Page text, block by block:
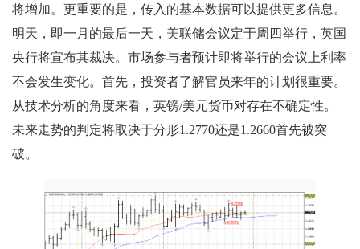
将增加。更重要的是，传入的基本数据可以提供更多信息。
明天，即一月的最后一天，美联储会议定于周四举行，英国
央行将宣布其裁决。市场参与者预计即将举行的会议上利率
不会发生变化。首先，投资者了解官员来年的计划很重要。
从技术分析的角度来看，英镑/美元货币对存在不确定性。
未来走势的判定将取决于分形1.2770还是1.2660首先被突
破。